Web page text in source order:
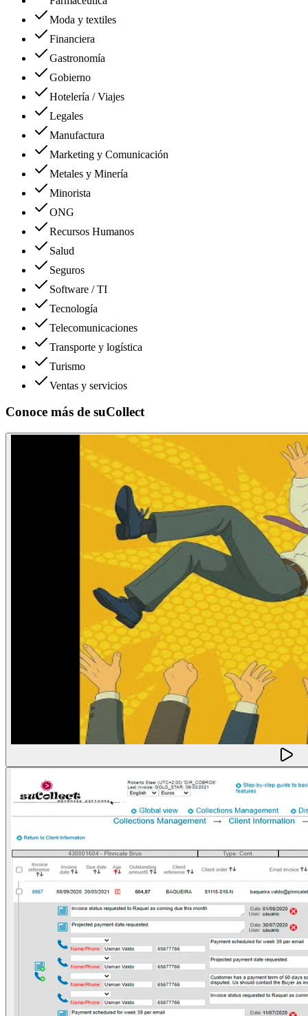
Moda y textiles
Financiera
Gastronomía
Gobierno
Hotelería / Viajes
Legales
Manufactura
Marketing y Comunicación
Metales y Minería
Minorista
ONG
Recursos Humanos
Salud
Seguros
Software / TI
Tecnología
Telecomunicaciones
Transporte y logística
Turismo
Ventas y servicios
Conoce más de suCollect